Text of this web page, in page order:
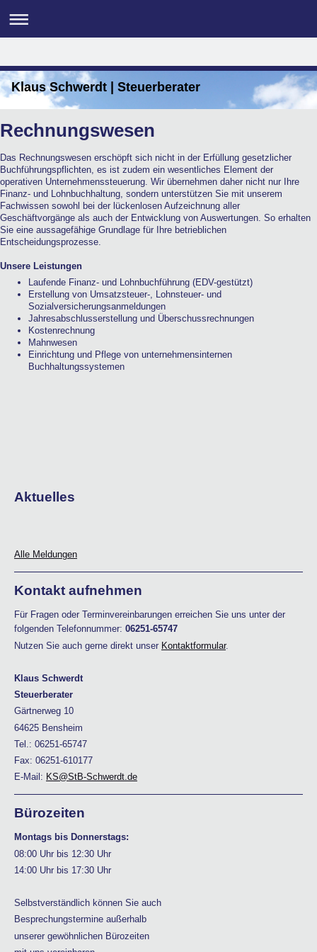
Klaus Schwerdt | Steuerberater
Rechnungswesen
Das Rechnungswesen erschöpft sich nicht in der Erfüllung gesetzlicher
Buchführungspflichten, es ist zudem ein wesentliches Element der
operativen Unternehmenssteuerung. Wir übernehmen daher nicht nur Ihre
Finanz- und Lohnbuchhaltung, sondern unterstützen Sie mit unserem
Fachwissen sowohl bei der lückenlosen Aufzeichnung aller
Geschäftvorgänge als auch der Entwicklung von Auswertungen. So erhalten
Sie eine aussagefähige Grundlage für Ihre betrieblichen
Entscheidungsprozesse.
Unsere Leistungen
Laufende Finanz- und Lohnbuchführung (EDV-gestützt)
Erstellung von Umsatzsteuer-, Lohnsteuer- und
Sozialversicherungsanmeldungen
Jahresabschlusserstellung und Überschussrechnungen
Kostenrechnung
Mahnwesen
Einrichtung und Pflege von unternehmensinternen
Buchhaltungssystemen
Aktuelles
Alle Meldungen
Kontakt aufnehmen
Für Fragen oder Terminvereinbarungen erreichen Sie uns unter der
folgenden Telefonnummer: 06251-65747
Nutzen Sie auch gerne direkt unser Kontaktformular.
Klaus Schwerdt
Steuerberater
Gärtnerweg 10
64625 Bensheim
Tel.: 06251-65747
Fax: 06251-610177
E-Mail: KS@StB-Schwerdt.de
Bürozeiten
Montags bis Donnerstags:
08:00 Uhr bis 12:30 Uhr
14:00 Uhr bis 17:30 Uhr
Selbstverständlich können Sie auch
Besprechungstermine außerhalb
unserer gewöhnlichen Bürozeiten